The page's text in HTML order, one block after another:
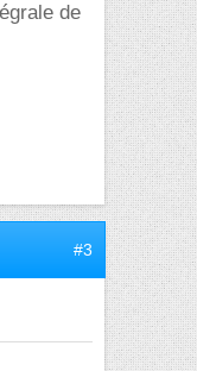
de
#3